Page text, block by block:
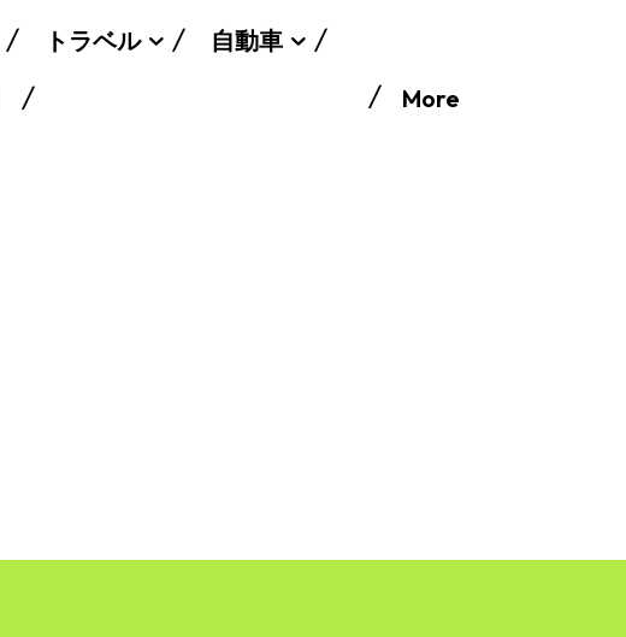
トラベル
自動車
More